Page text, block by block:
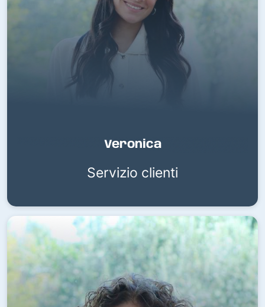
Veronica
Servizio clienti